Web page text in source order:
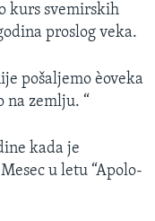
kurs svemirskih
proslog veka.
pošaljemo èoveka
na zemlju. “
kada je
u letu “Apolo-